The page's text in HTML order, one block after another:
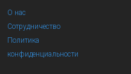
О нас
Сотрудничество
Политика
конфиденциальности